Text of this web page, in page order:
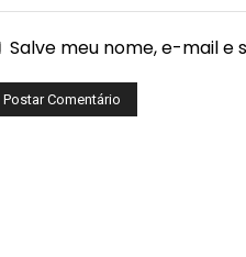
Salve meu nome, e-mail e